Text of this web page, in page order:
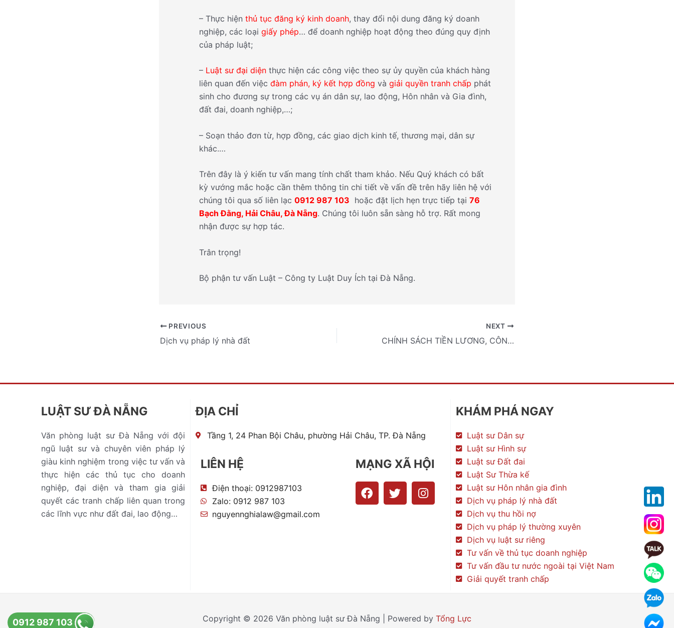
– Thực hiện thủ tục đăng ký kinh doanh, thay đổi nội dung đăng ký doanh
nghiệp, các loại giấy phép… để doanh nghiệp hoạt động theo đúng quy định
của pháp luật;
– Luật sư đại diện thực hiện các công việc theo sự ủy quyền của khách hàng
liên quan đến việc đàm phán, ký kết hợp đồng và giải quyền tranh chấp phát
sinh cho đương sự trong các vụ án dân sự, lao động, Hôn nhân và Gia đình,
đất đai, doanh nghiệp,…;
– Soạn thảo đơn từ, hợp đồng, các giao dịch kinh tế, thương mại, dân sự
khác.…
Trên đây là ý kiến tư vấn mang tính chất tham khảo. Nếu Quý khách có bất
kỳ vướng mắc hoặc cần thêm thông tin chi tiết về vấn đề trên hãy liên hệ với
chúng tôi qua số liên lạc 0912 987 103 hoặc đặt lịch hẹn trực tiếp tại 76
Bạch Đằng, Hải Châu, Đà Nẵng. Chúng tôi luôn sẵn sàng hỗ trợ. Rất mong
nhận được sự hợp tác.
Trân trọng!
Bộ phận tư vấn Luật – Công ty Luật Duy Ích tại Đà Nẵng.
PREVIOUS
Dịch vụ pháp lý nhà đất
NEXT
CHÍNH SÁCH TIỀN LƯƠNG, CÔNG CHỨC, VIÊN CHỨC CÓ HIỆU LỰC THÁNG 8/2022
LUẬT SƯ ĐÀ NẴNG
Văn phòng luật sư Đà Nẵng với đội
ngũ luật sư và chuyên viên pháp lý
giàu kinh nghiệm trong việc tư vấn và
thực hiện các thủ tục cho doanh
nghiệp, đại diện và tham gia giải
quyết các tranh chấp liên quan trong
các lĩnh vực như đất đai, lao động…
ĐỊA CHỈ
Tầng 1, 24 Phan Bội Châu, phường Hải Châu, TP. Đà Nẵng
LIÊN HỆ
Điện thoại: 0912987103
Zalo: 0912 987 103
nguyennghialaw@gmail.com
MẠNG XÃ HỘI
F
a
T
w
I
n
KHÁM PHÁ NGAY
Luật sư Dân sự
Luật sư Hình sự
Luật sư Đất đai
Luật Sư Thừa kế
Luật sư Hôn nhân gia đình
Dịch vụ pháp lý nhà đất
Dịch vụ thu hồi nợ
Dịch vụ pháp lý thường xuyên
Dịch vụ luật sư riêng
Tư vấn về thủ tục doanh nghiệp
Tư vấn đầu tư nước ngoài tại Việt Nam
Giải quyết tranh chấp
Copyright © 2026 Văn phòng luật sư Đà Nẵng | Powered by Tổng Lực
0912 987 103